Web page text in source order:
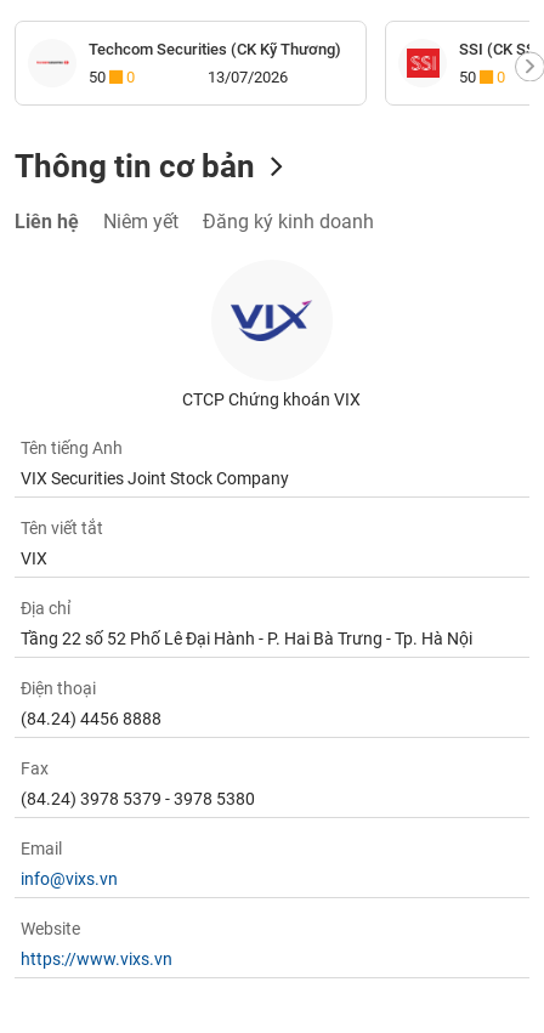
Techcom Securities (CK Kỹ Thương)
50
0 13/07/2026
SSI (CK
50
0
Thông tin cơ bản
Liên hệ Niêm yết Đăng ký kinh doanh
CTCP Chứng khoán VIX
Tên tiếng Anh
VIX Securities Joint Stock Company
Tên viết tắt
VIX
Địa chỉ
Tầng 22 số 52 Phố Lê Đại Hành - P. Hai Bà Trưng - Tp. Hà Nội
Điện thoại
(84.24) 4456 8888
Fax
(84.24) 3978 5379 - 3978 5380
Email
info@vixs.vn
Website
https://www.vixs.vn